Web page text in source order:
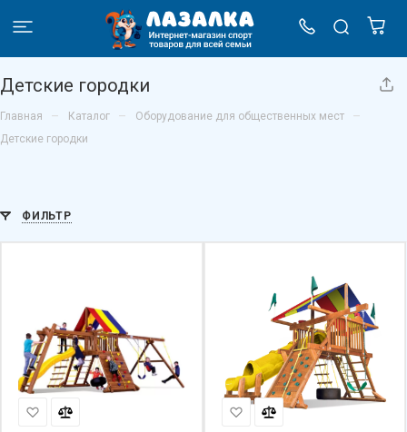
Детские городки
Главная – Каталог – Оборудование для общественных мест –
Детские городки
ФИЛЬТР